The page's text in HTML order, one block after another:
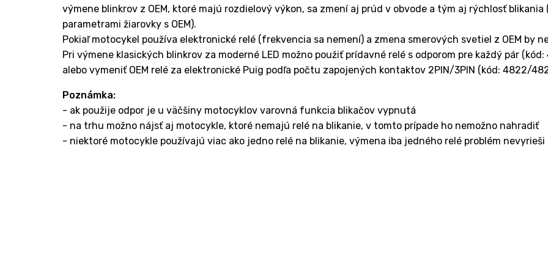
výmene blinkrov z OEM, ktoré majú rozdielový výkon, sa zmení aj prúd v obvode a tým aj rýchlosť
parametrami žiarovky s OEM).
Pokiaľ motocykel používa elektronické relé (frekvencia sa nemení) a zmena smerových svetiel z OEM by
Pri výmene klasických blinkrov za moderné LED možno použiť prídavné relé s odporom pre každý pár
alebo vymeniť OEM relé za elektronické Puig podľa počtu zapojených kontaktov 2PIN/3PIN (kód: 4822/
Poznámka:
- ak použije odpor je u väčšiny motocyklov varovná funkcia blikačov vypnutá
- na trhu možno nájsť aj motocykle, ktoré nemajú relé na blikanie, v tomto prípade ho nemožno nahradiť
- niektoré motocykle používajú viac ako jedno relé na blikanie, výmena iba jedného relé problém nevyrieši